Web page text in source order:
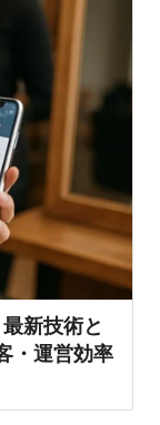
新技術と
・運営効率